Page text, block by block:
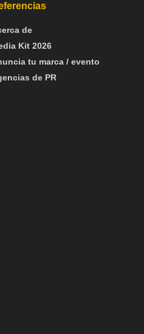
de
Kit 2026
tu marca / evento
de PR